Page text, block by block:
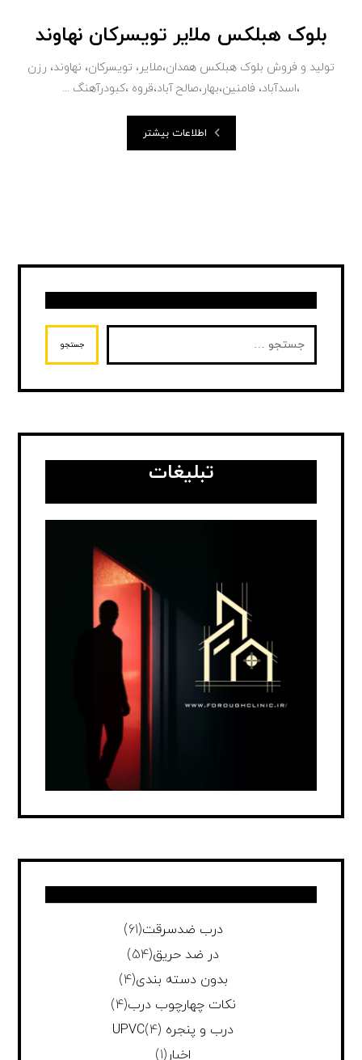
بلوک هبلکس ملایر تویسرکان نهاوند
تولید و فروش بلوک هبلکس همدان،ملایر، تویسرکان، نهاوند، رزن
،اسدآباد، فامنین،بهار،صالح آباد،قروه ،کبودرآهنگ ...
اطلاعات بیشتر
جستجو
تبلیغات
درب ضدسرقت(61)
در ضد حریق(54)
بدون دسته بندی(4)
نکات چهارچوب درب(4)
درب و پنجره UPVC (4)
اخبار(1)